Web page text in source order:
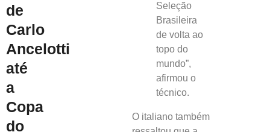
de
Carlo
Ancelotti
até
a
Copa
do
Seleção
Brasileira
de volta ao
topo do
mundo”,
afirmou o
técnico.
O italiano também